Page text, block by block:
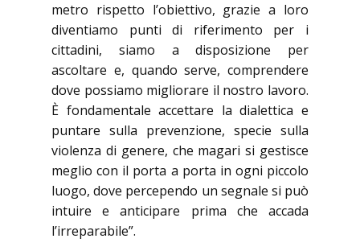
metro rispetto l’obiettivo, grazie a loro
diventiamo punti di riferimento per i
cittadini, siamo a disposizione per
ascoltare e, quando serve, comprendere
dove possiamo migliorare il nostro lavoro.
È fondamentale accettare la dialettica e
puntare sulla prevenzione, specie sulla
violenza di genere, che magari si gestisce
meglio con il porta a porta in ogni piccolo
luogo, dove percependo un segnale si può
intuire e anticipare prima che accada
l’irreparabile”.